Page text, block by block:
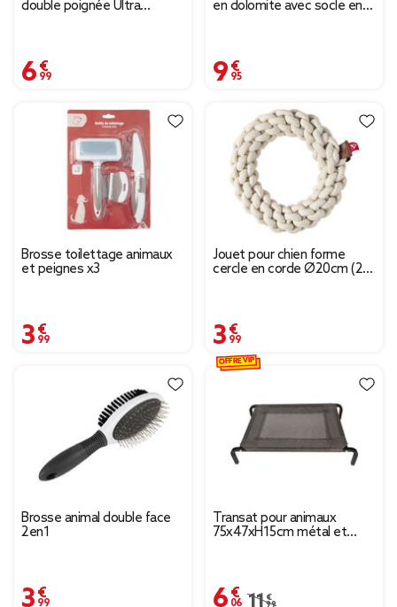
double poignée Ultra
6,99 €
en dolomite avec socle en
9,95 €
Brosse toilettage animaux
et peignes x3
3,99 €
Jouet pour chien forme
cercle en corde Ø20cm (2
3,99 €
Brosse animal double face
2en1
3,99 €
Transat pour animaux
75x47xH15cm métal et
6,06 €
Prix remisé de 11,99 €
11,99 €
OFFRE VIP